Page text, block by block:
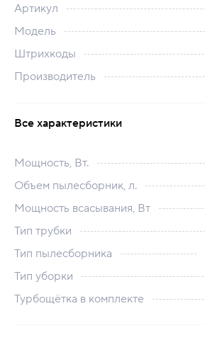
Артикул
Модель
Штрихкоды
Производитель
Все характеристики
Мощность, Вт.
Объем пылесборник, л.
Мощность всасывания, Вт
Тип трубки
Тип пылесборника
Тип уборки
Турбощётка в комплекте